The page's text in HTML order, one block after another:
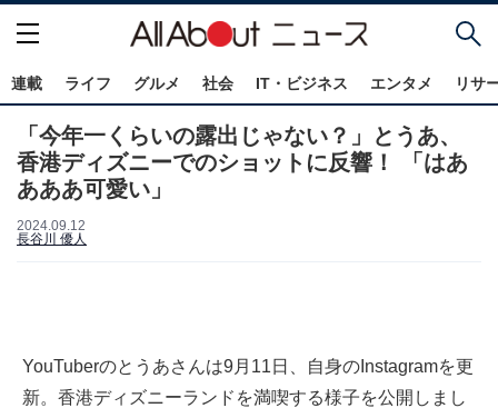
連載 ライフ グルメ 社会 IT・ビジネス エンタメ リサ
「今年一くらいの露出じゃない？」とうあ、
香港ディズニーでのショットに反響！ 「はあ
あああ可愛い」
2024.09.12
長谷川 優人
YouTuberのとうあさんは9月11日、自身のInstagramを更
新。香港ディズニーランドを満喫する様子を公開しまし